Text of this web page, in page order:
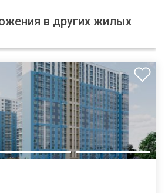
в других жилых